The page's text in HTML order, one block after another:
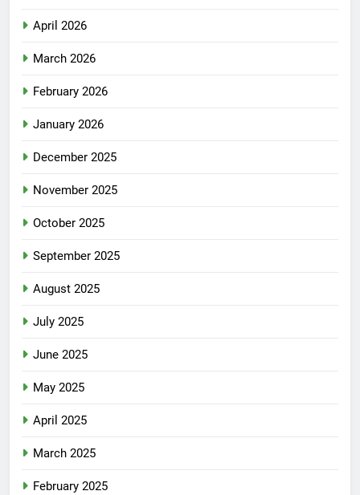
April 2026
March 2026
February 2026
January 2026
December 2025
November 2025
October 2025
September 2025
August 2025
July 2025
June 2025
May 2025
April 2025
March 2025
February 2025